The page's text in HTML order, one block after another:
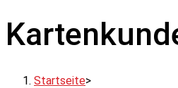
Startseite>